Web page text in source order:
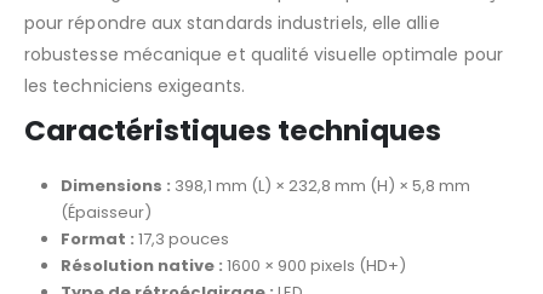
pour répondre aux standards industriels, elle allie
robustesse mécanique et qualité visuelle optimale pour
les techniciens exigeants.
Caractéristiques techniques
Dimensions : 398,1 mm (L) × 232,8 mm (H) × 5,8 mm
(Épaisseur)
Format : 17,3 pouces
Résolution native : 1600 × 900 pixels (HD+)